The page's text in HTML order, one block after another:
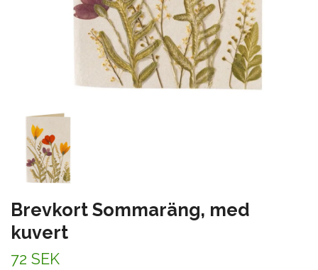
Brevkort Sommaräng, med
kuvert
72 SEK